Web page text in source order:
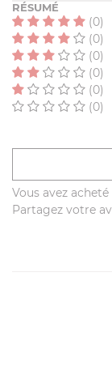
RÉSUMÉ
(0)
(0)
(0)
(0)
(0)
(0)
Vous avez
Partagez votre